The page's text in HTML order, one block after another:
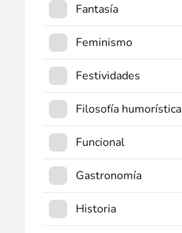
Fantasía
Feminismo
Festividades
Filosofía humorística
Funcional
Gastronomía
Historia